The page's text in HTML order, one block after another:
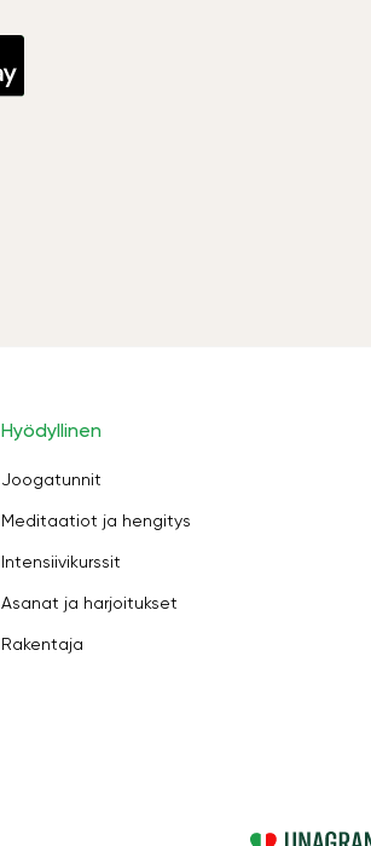
Hyödyllinen
Joogatunnit
Meditaatiot ja hengitys
Intensiivikurssit
Asanat ja harjoitukset
Rakentaja